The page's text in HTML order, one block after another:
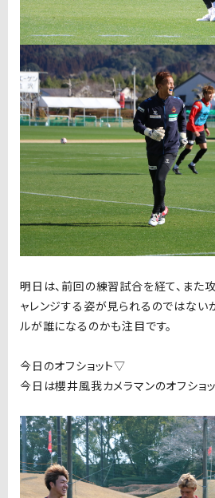
明日は、前回の練習試合を経て、また
ャレンジする姿が見られるのではない
ルが誰になるのかも注目です。
今日のオフショット▽
今日は櫻井風我カメラマンのオフショッ